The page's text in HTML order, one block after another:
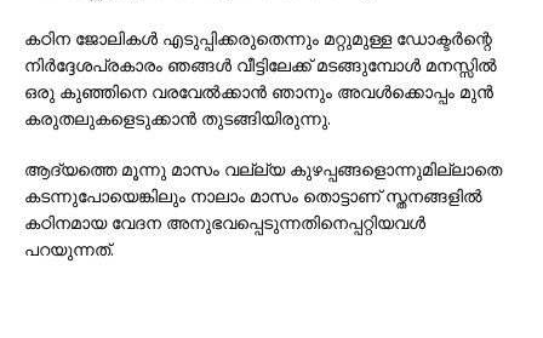
കഠിന ജോലികൾ എടുപ്പിക്കരുതെന്നും മറ്റുമുള്ള ഡോക്ടർന്റെ
നിർദ്ദേശപ്രകാരം ഞങ്ങൾ വീട്ടിലേക്ക് മടങ്ങുമ്പോൾ മനസ്സിൽ
ഒരു കുഞ്ഞിനെ വരവേൽക്കാൻ ഞാനും അവൾക്കൊപ്പം മുൻ
കരുതലുകളെടുക്കാൻ തുടങ്ങിയിരുന്നു.
ആദ്യത്തെ മൂന്നു മാസം വല്ല്യ കുഴപ്പങ്ങളൊന്നുമില്ലാതെ
കടന്നുപോയെങ്കിലും നാലാം മാസം തൊട്ടാണ് സ്തനങ്ങളിൽ
കഠിനമായ വേദന അനുഭവപ്പെടുന്നതിനെപ്പറ്റിയവൾ
പറയുന്നത്.